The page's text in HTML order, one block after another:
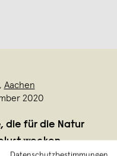
, Aachen
2020
die für die Natur
wecken.